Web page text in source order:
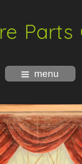
Parts
menu